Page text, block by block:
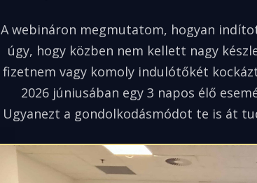
A webináron megmutatom, hogyan
úgy, hogy közben nem kellett nagy
fizetnem vagy komoly indulótőkét
2026 júniusában egy 3 napos élő
Ugyanezt a gondolkodásmódot te is át